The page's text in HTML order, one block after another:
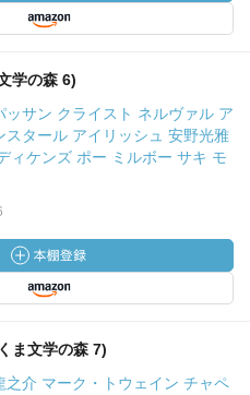
奴だとか、あるいは、とん
ちん坊かもしれないとか、
えた偉大な詩人が俗物かも
発見するのは不快である。
ら、ひとを判断するとき、
ひとが自分にとってある性
際、自分にとってはその性
人間を矛盾する様々の性質
試みに世間は激しく抵抗する
あろう。『ニュルンベルク
唱曲の作曲者が、金銭につ
学の森 6)
ッサン クライスト ネルヴァル ア
スタール アイリッシュ 安野光雅
ィケンズ ポー ミルボー サキ モ
ま文学の森 7)
之介 マーク・トウェイン チャペ